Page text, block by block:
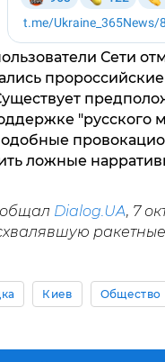
Сети
"русского
ложные
Dialog.UA, 7
Киев Общество